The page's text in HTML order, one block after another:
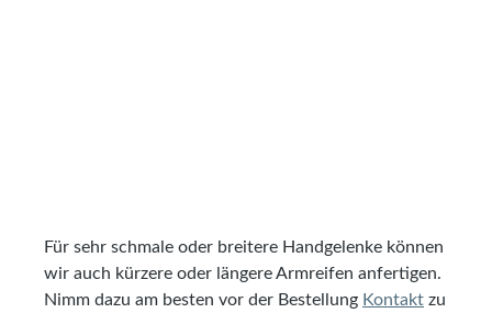
Für sehr schmale oder breitere Handgelenke können
wir auch kürzere oder längere Armreifen anfertigen.
Nimm dazu am besten vor der Bestellung Kontakt zu